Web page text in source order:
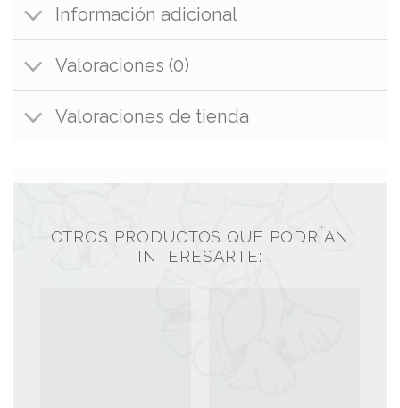
Información adicional
Valoraciones (0)
Valoraciones de tienda
OTROS PRODUCTOS QUE PODRÍAN
INTERESARTE: